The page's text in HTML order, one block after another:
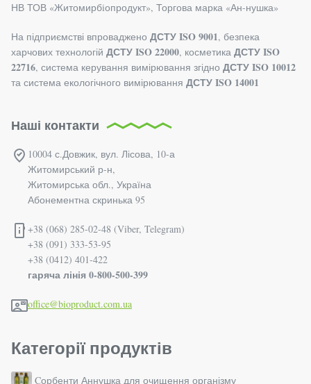
НВ ТОВ «Житомирбiопродукт», Торгова марка «Ан-нушка»
На підприємстві впроваджено ДСТУ ISO 9001, безпека
харчових технологій ДСТУ ISO 22000, косметика ДСТУ ISO
22716, система керування вимірювання згідно ДСТУ ISO 10012
та система екологічного вимірювання ДСТУ ISO 14001
Наші контакти
10004 с.Довжик, вул. Лісова, 10-а
Житомирський р-н,
Житомирська обл., Україна
Абонементна скринька 95
+38 (068) 285-02-48 (Viber, Telegram)
+38 (091) 333-53-95
+38 (0412) 401-422
гаряча лінія 0-800-500-399
office@bioproduct.com.ua
Категорії продуктів
Cорбенти Аннушка для очищення організму